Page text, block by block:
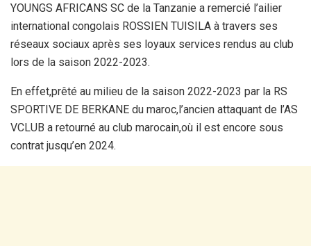
YOUNGS AFRICANS SC de la Tanzanie a remercié l’ailier
international congolais ROSSIEN TUISILA à travers ses
réseaux sociaux après ses loyaux services rendus au club
lors de la saison 2022-2023.
En effet,prêté au milieu de la saison 2022-2023 par la RS
SPORTIVE DE BERKANE du maroc,l’ancien attaquant de l’AS
VCLUB a retourné au club marocain,où il est encore sous
contrat jusqu’en 2024.